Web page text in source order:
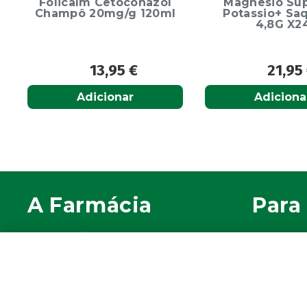
Potassio+ Saquetas
21,95€
Adicionar
Endurecedor
10ml
13,99
A Farmácia Para